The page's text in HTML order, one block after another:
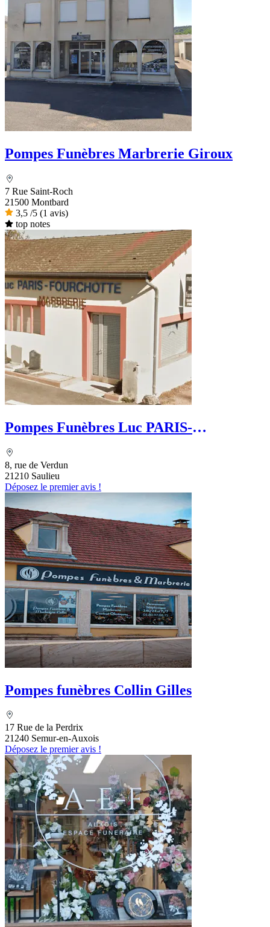
Pompes Funèbres Marbrerie Giroux
7 Rue Saint-Roch
21500 Montbard
3,5 /5 (1 avis)
top notes
Pompes Funèbres Luc PARIS-
8, rue de Verdun
21210 Saulieu
Déposez le premier avis !
Pompes funèbres Collin Gilles
17 Rue de la Perdrix
21240 Semur-en-Auxois
Déposez le premier avis !